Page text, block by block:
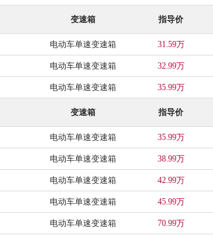
变速箱 指导价
电动车单速变速箱 31.59万
电动车单速变速箱 32.99万
电动车单速变速箱 35.99万
变速箱 指导价
电动车单速变速箱 35.99万
电动车单速变速箱 38.99万
电动车单速变速箱 42.99万
电动车单速变速箱 45.99万
电动车单速变速箱 70.99万